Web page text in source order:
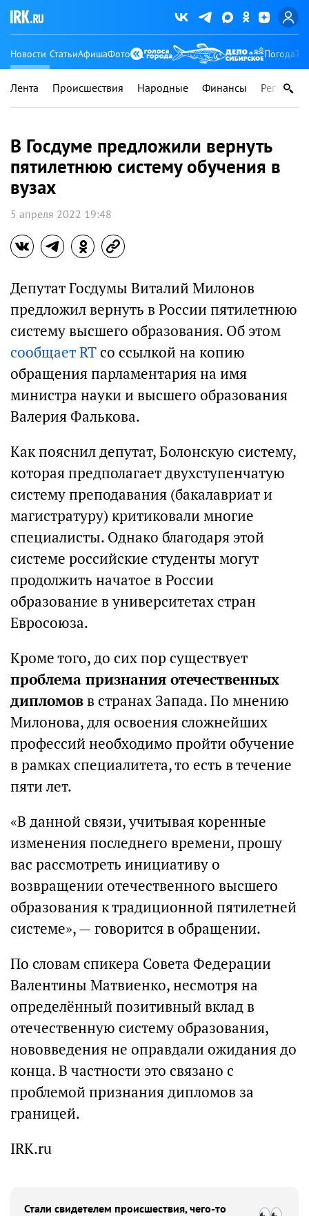
Новости СтатьиАфишаФото Погода
Лента Происшествия Народные Финансы Регионы
В Госдуме предложили вернуть
пятилетнюю систему обучения в
вузах
5 апреля 2022 19:48
Депутат Госдумы Виталий Милонов
предложил вернуть в России пятилетнюю
систему высшего образования. Об этом
сообщает RTсо ссылкой на копию
обращения парламентария на имя
министра науки и высшего образования
Валерия Фалькова.
Как пояснил депутат, Болонскую систему,
которая предполагает двухступенчатую
систему преподавания (бакалавриат и
магистратуру) критиковали многие
специалисты. Однако благодаря этой
системе российские студенты могут
продолжить начатое в России
образование в университетах стран
Евросоюза.
Кроме того, до сих пор существует
проблема признания отечественных
дипломовв странах Запада. По мнению
Милонова, для освоения сложнейших
профессий необходимо пройти обучение
в рамках специалитета, то есть в течение
пяти лет.
«В данной связи, учитывая коренные
изменения последнего времени, прошу
вас рассмотреть инициативу о
возвращении отечественного высшего
образования к традиционной пятилетней
системе», — говорится в обращении.
По словам спикера Совета Федерации
Валентины Матвиенко, несмотря на
определённый позитивный вклад в
отечественную систему образования,
нововведения не оправдали ожидания до
конца. В частности это связано с
проблемой признания дипломов за
границей.
IRK.ru
Стали свидетелем происшествия, чего-то